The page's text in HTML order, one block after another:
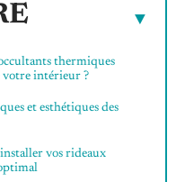
thermiques
intérieur ?
et esthétiques des
vos rideaux